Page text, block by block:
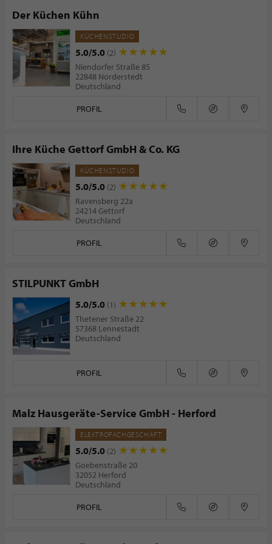
Der Küchen Kühn
KÜCHENSTUDIO
5.0/5.0 (2)
Niendorfer Straße 85
22848 Norderstedt
Deutschland
PROFIL
Ihre Küche Gettorf GmbH & Co. KG
KÜCHENSTUDIO
5.0/5.0 (2)
Ravensberg 22a
24214 Gettorf
Deutschland
PROFIL
STILPUNKT GmbH
5.0/5.0 (1)
Thetener Straße 22
57368 Lennestadt
Deutschland
PROFIL
Malz Hausgeräte-Service GmbH - Herford
ELEKTROFACHGESCHÄFT
5.0/5.0 (2)
Goebenstraße 20
32052 Herford
Deutschland
PROFIL